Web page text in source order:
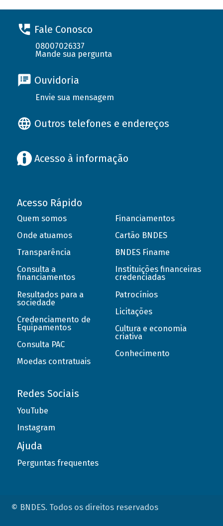
Fale Conosco
08007026337
Mande sua pergunta
Ouvidoria
Envie sua mensagem
Outros telefones e endereços
Acesso à informação
Acesso Rápido
Quem somos
Onde atuamos
Transparência
Consulta a
financiamentos
Resultados para a
sociedade
Credenciamento de
Equipamentos
Consulta PAC
Moedas contratuais
Financiamentos
Cartão BNDES
BNDES Finame
Instituições financeiras
credenciadas
Patrocínios
Licitações
Cultura e economia
criativa
Conhecimento
Redes Sociais
YouTube
Instagram
Ajuda
Perguntas frequentes
© BNDES. Todos os direitos reservados